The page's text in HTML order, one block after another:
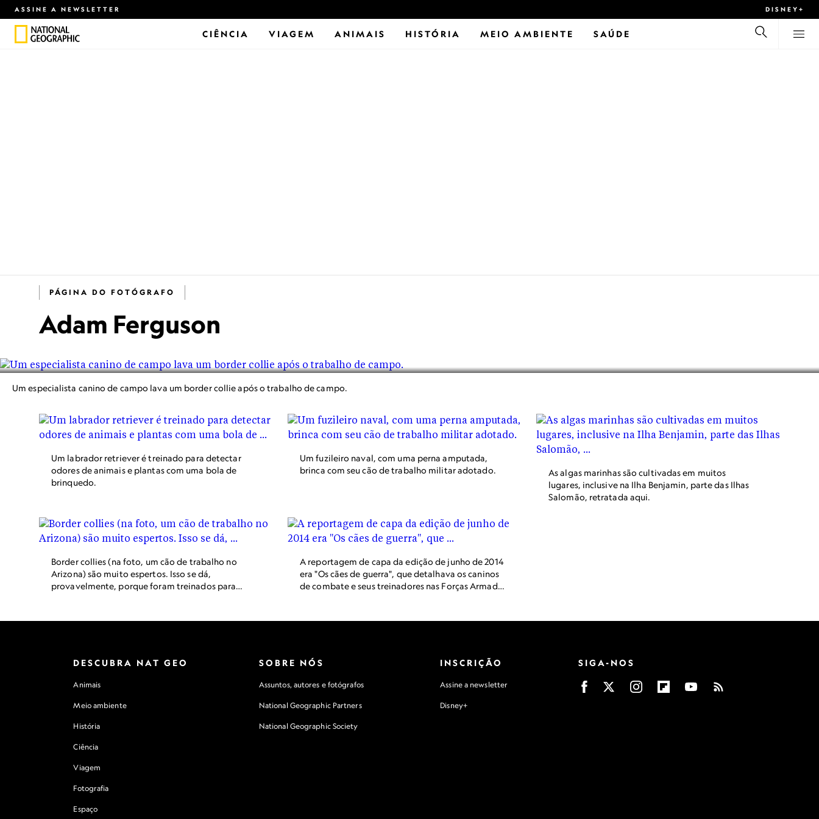
ASSINE A NEWSLETTER DISNEY+
CIÊNCIA VIAGEM ANIMAIS HISTÓRIA MEIO AMBIENTE SAÚDE
PÁGINA DO FOTÓGRAFO
Adam Ferguson
Um especialista canino de campo lava um border collie após o trabalho de campo.
Um labrador retriever é treinado para detectar
odores de animais e plantas com uma bola de
brinquedo.
Um fuzileiro naval, com uma perna amputada,
brinca com seu cão de trabalho militar adotado.
As algas marinhas são cultivadas em muitos
lugares, inclusive na Ilha Benjamin, parte das Ilhas
Salomão, retratada aqui.
Border collies (na foto, um cão de trabalho no
Arizona) são muito espertos. Isso se dá,
provavelmente, porque foram treinados para
A reportagem de capa da edição de junho de 2014
era "Os cães de guerra", que detalhava os caninos
de combate e seus treinadores nas Forças Armadas
como carregar um cão ferido.
DESCUBRA NAT GEO
Animais
Meio ambiente
História
Ciência
Viagem
Fotografia
Espaço
SOBRE NÓS
Assuntos, autores e fotógrafos
National Geographic Partners
National Geographic Society
INSCRIÇÃO
Assine a newsletter
Disney+
SIGA-NOS